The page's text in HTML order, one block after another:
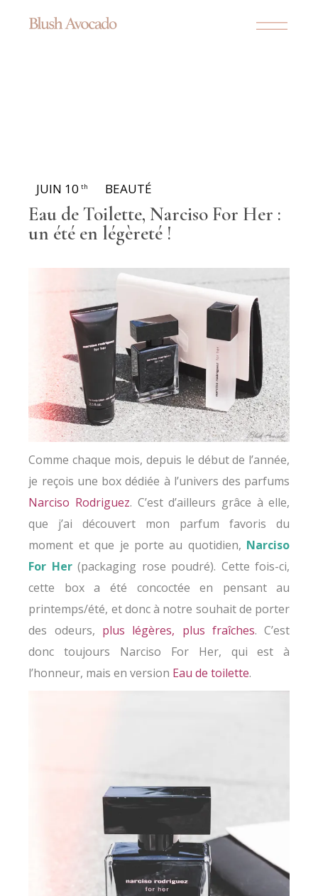
JUIN 10 th BEAUTÉ
Eau de Toilette, Narciso For Her :
un été en légèreté !
Comme chaque mois, depuis le début de l’année,
je reçois une box dédiée à l’univers des parfums
Narciso Rodriguez. C’est d’ailleurs grâce à elle,
que j’ai découvert mon parfum favoris du
moment et que je porte au quotidien, Narciso
For Her(packaging rose poudré). Cette fois-ci,
cette box a été concoctée en pensant au
printemps/été, et donc à notre souhait de porter
des odeurs, plus légères, plus fraîches. C’est
donc toujours Narciso For Her, qui est à
l’honneur, mais en version Eau de toilette.